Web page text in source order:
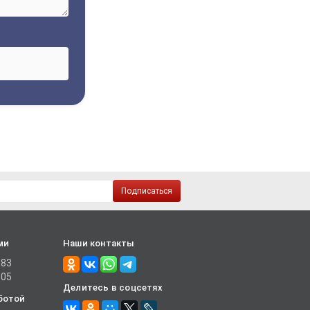
Подписаться
Наши контакты
Делитесь в соцсетях